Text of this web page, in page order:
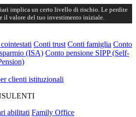
implica un certo livello di rischio. Le perdite
il valore del tuo investimento iniziale.
Conti trust Conti famiglia Conto
(ISA) Conto pensione SIPP (Self-
clienti istituzionali
abilitati Family Office